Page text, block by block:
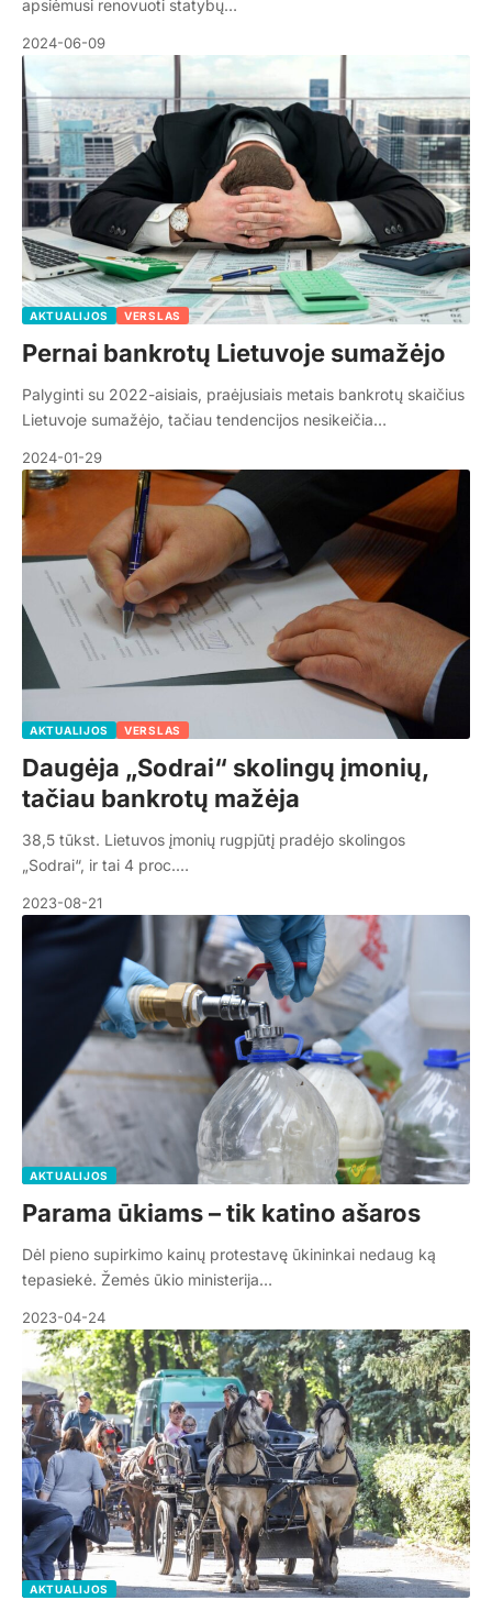
apsiėmusi renovuoti statybų…
2024-06-09
AKTUALIJOS VERSLAS
Pernai bankrotų Lietuvoje sumažėjo
Palyginti su 2022-aisiais, praėjusiais metais bankrotų skaičius
Lietuvoje sumažėjo, tačiau tendencijos nesikeičia…
2024-01-29
AKTUALIJOS VERSLAS
Daugėja „Sodrai“ skolingų įmonių,
tačiau bankrotų mažėja
38,5 tūkst. Lietuvos įmonių rugpjūtį pradėjo skolingos
„Sodrai“, ir tai 4 proc.…
2023-08-21
AKTUALIJOS
Parama ūkiams – tik katino ašaros
Dėl pieno supirkimo kainų protestavę ūkininkai nedaug ką
tepasiekė. Žemės ūkio ministerija…
2023-04-24
AKTUALIJOS